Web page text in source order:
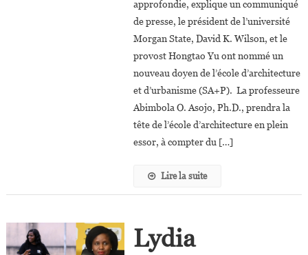
Dr.
Abimbola
Asojo
Nommée
Doyenne
De
L’école
L’université
approfondie, explique un communiqué
de presse, le président de l’université
Morgan State, David K. Wilson, et le
provost Hongtao Yu ont nommé un
nouveau doyen de l’école d’architecture
et d’urbanisme (SA+P). La professeure
Abimbola O. Asojo, Ph.D., prendra la
tête de l’école d’architecture en plein
essor, à compter du […]
Lire la suite
Lydia